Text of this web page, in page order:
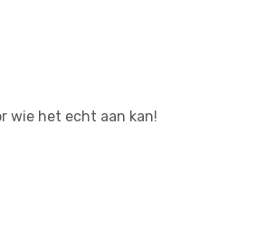
wie het echt aan kan!